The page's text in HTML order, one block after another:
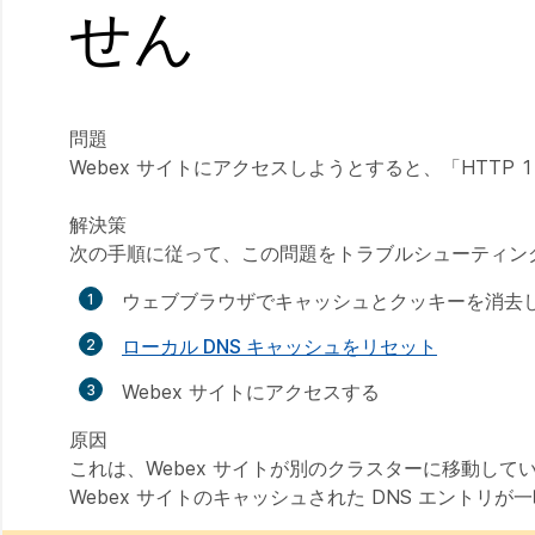
せん
問題
Webex サイトにアクセスしようとすると、「HTTP
解決策
次の手順に従って、この問題をトラブルシューティ
ウェブブラウザでキャッシュとクッキーを消去
ローカル DNS キャッシュをリセット
Webex サイトにアクセスする
原因
これは、Webex サイトが別のクラスターに移動して
Webex サイトのキャッシュされた DNS エントリが